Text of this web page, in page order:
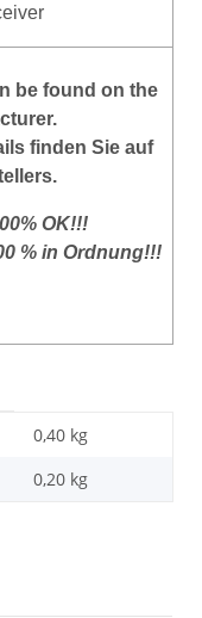
be found on the
finden Sie auf
OK!!!
% in Ordnung!!!
0,40 kg
0,20 kg